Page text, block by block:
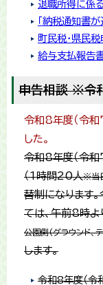
退職所得に係
「納税通知書
町民税・県民
給与支払報告
申告相談 ※令
令和8年度（令和
した。
令和8年度（令
（1時間20人※当
替制になります
ては、午前8時よ
公園側(グラウンド、
します。
令和8年度（令